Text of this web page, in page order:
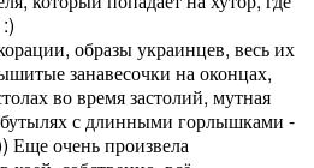
образы украинцев, весь их
занавесочки на оконцах,
во время застолий, мутная
с длинными горлышками -
Еще очень произвела